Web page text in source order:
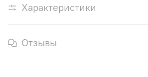
Характеристики
Отзывы